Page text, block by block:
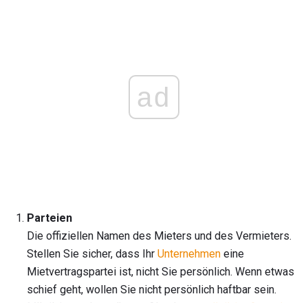
ad
Parteien
Die offiziellen Namen des Mieters und des Vermieters.
Stellen Sie sicher, dass Ihr Unternehmen eine
Mietvertragspartei ist, nicht Sie persönlich. Wenn etwas
schief geht, wollen Sie nicht persönlich haftbar sein.